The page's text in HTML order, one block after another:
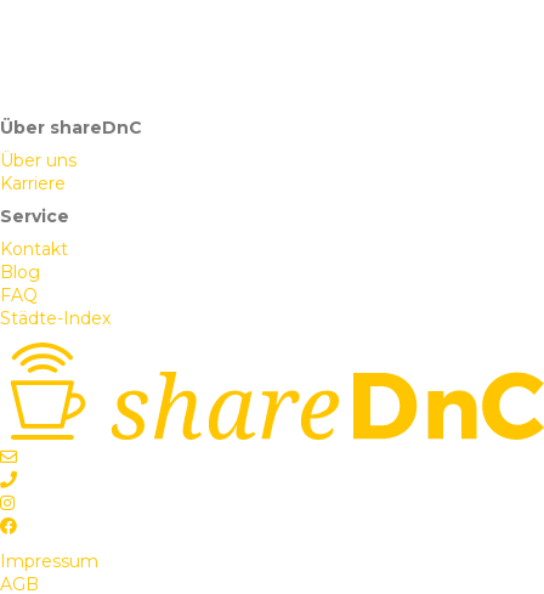
Über shareDnC
Über uns
Karriere
Service
Kontakt
Blog
FAQ
Städte-Index
Impressum
AGB